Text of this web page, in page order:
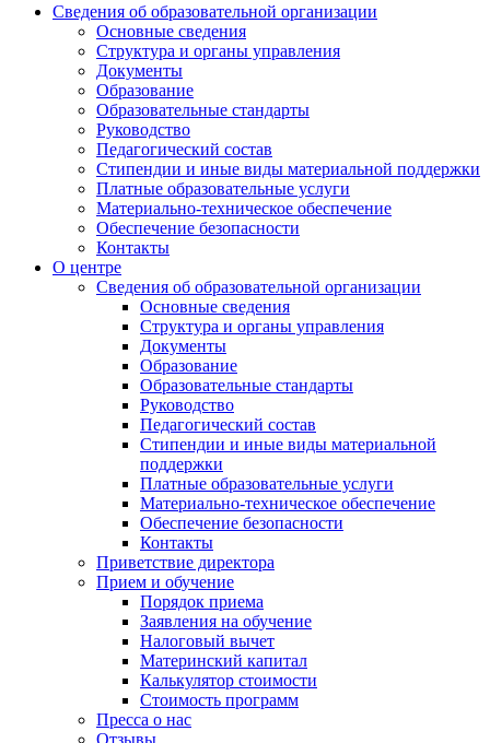
Сведения об образовательной организации
Основные сведения
Структура и органы управления
Документы
Образование
Образовательные стандарты
Руководство
Педагогический состав
Стипендии и иные виды материальной поддержки
Платные образовательные услуги
Материально-техническое обеспечение
Обеспечение безопасности
Контакты
О центре
Сведения об образовательной организации
Основные сведения
Структура и органы управления
Документы
Образование
Образовательные стандарты
Руководство
Педагогический состав
Стипендии и иные виды материальной
поддержки
Платные образовательные услуги
Материально-техническое обеспечение
Обеспечение безопасности
Контакты
Приветствие директора
Прием и обучение
Порядок приема
Заявления на обучение
Налоговый вычет
Материнский капитал
Калькулятор стоимости
Стоимость программ
Пресса о нас
Отзывы